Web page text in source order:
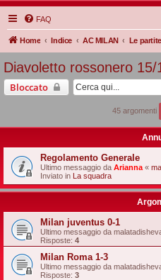
FAQ
Home Indice AC MILAN
Diavoletto rossonero 15/
Bloccato
45 argomenti
Regolamento Generale
Ultimo messaggio da Arianna «
Inviato in La squadra
Milan juventus 0-1
Ultimo messaggio da
Risposte: 4
Milan Roma 1-3
Ultimo messaggio da
Risposte: 3